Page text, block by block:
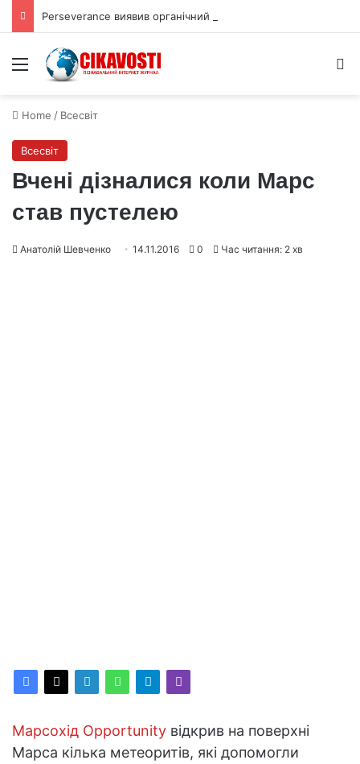
Menu
Home / Всесвіт
Всесвіт
Вчені дізналися коли Марс
став пустелею
Анатолій Шевченко 14.11.2016 0 Час читання: 2 хв
Марсохід Opportunity відкрив на поверхні
Марса кілька метеоритів, які допомогли